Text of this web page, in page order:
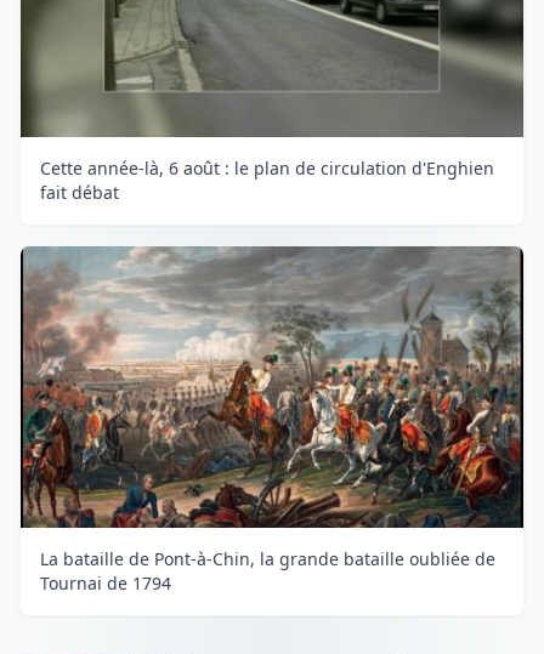
Cette année-là, 6 août : le plan de circulation d'Enghien
fait débat
La bataille de Pont-à-Chin, la grande bataille oubliée de
Tournai de 1794